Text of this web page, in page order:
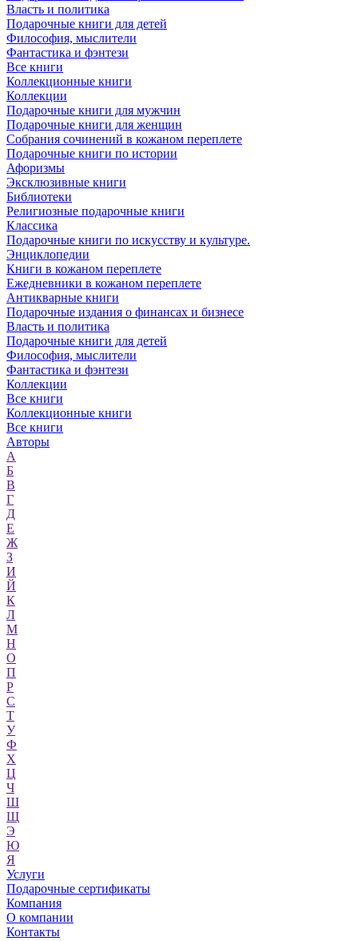
Власть и политика
Подарочные книги для детей
Философия, мыслители
Фантастика и фэнтези
Все книги
Коллекционные книги
Коллекции
Подарочные книги для мужчин
Подарочные книги для женщин
Собрания сочинений в кожаном переплете
Подарочные книги по истории
Афоризмы
Эксклюзивные книги
Библиотеки
Религиозные подарочные книги
Классика
Подарочные книги по искусству и культуре.
Энциклопедии
Книги в кожаном переплете
Ежедневники в кожаном переплете
Антикварные книги
Подарочные издания о финансах и бизнесе
Власть и политика
Подарочные книги для детей
Философия, мыслители
Фантастика и фэнтези
Коллекции
Все книги
Коллекционные книги
Все книги
Авторы
А
Б
В
Г
Д
Е
Ж
З
И
Й
К
Л
М
Н
О
П
Р
С
Т
У
Ф
Х
Ц
Ч
Ш
Щ
Э
Ю
Я
Услуги
Подарочные сертификаты
Компания
О компании
Контакты